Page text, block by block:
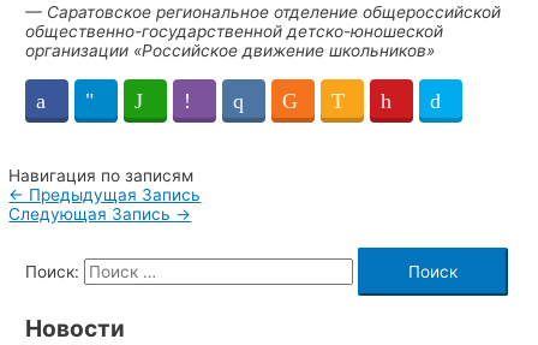
— Саратовское региональное отделение общероссийской
общественно-государственной детско-юношеской
организации «Российское движение школьников»
Навигация по записям
← Предыдущая Запись
Следующая Запись →
Поиск:
Новости